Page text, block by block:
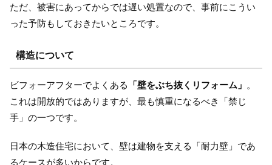
ただ、被害にあってからでは遅い処置なので、事前にこうい
った予防もしておきたいところです。
構造について
ビフォーアフターでよくある 「壁をぶち抜くリフォーム」 。
これは開放的ではありますが、最も慎重になるべき「禁じ
手」の一つです。
日本の木造住宅において、壁は建物を支える「耐力壁」であ
るケースが多いからです。